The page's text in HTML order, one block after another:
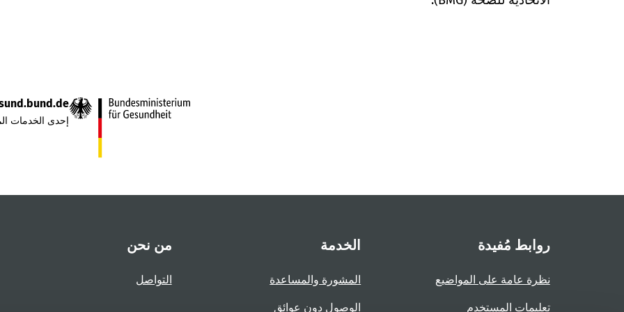
إحدى الخدمات
روابط مُفيدة
نظرة عامة على المواضيع
تعليمات المستخدم
الخدمة
المشورة والمساعدة
الوصول دون عوائق
من نحن
التواصل